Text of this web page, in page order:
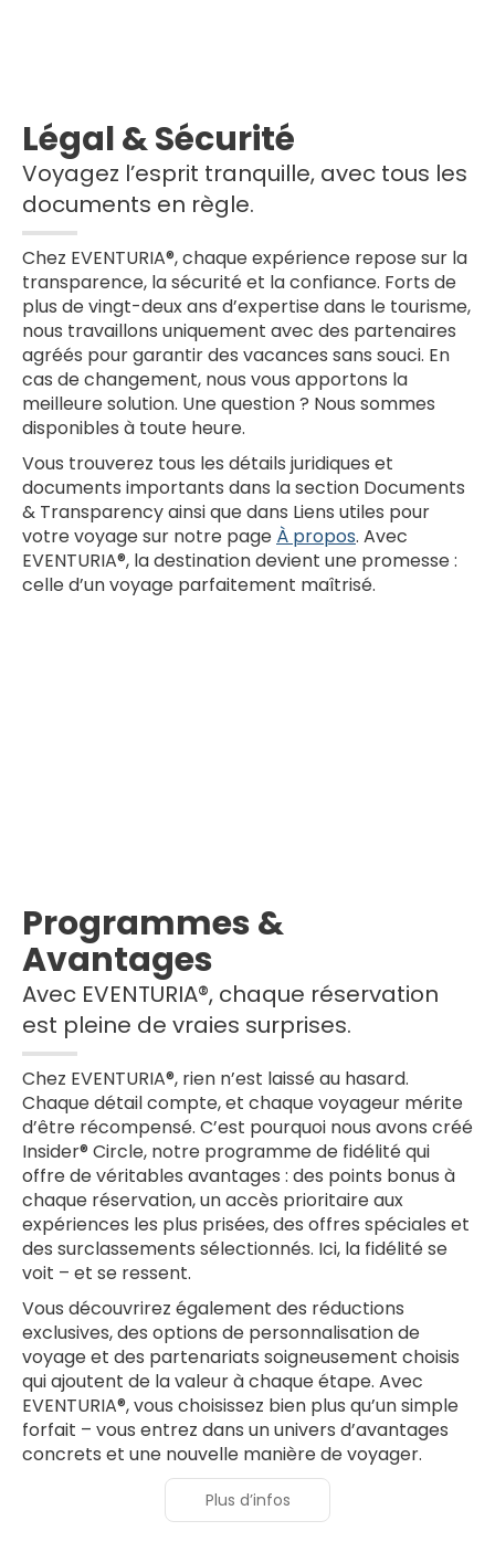
Légal & Sécurité
Voyagez l’esprit tranquille, avec tous les
documents en règle.
Chez EVENTURIA®, chaque expérience repose sur la
transparence, la sécurité et la confiance. Forts de
plus de vingt-deux ans d’expertise dans le tourisme,
nous travaillons uniquement avec des partenaires
agréés pour garantir des vacances sans souci. En
cas de changement, nous vous apportons la
meilleure solution. Une question ? Nous sommes
disponibles à toute heure.
Vous trouverez tous les détails juridiques et
documents importants dans la section Documents
& Transparency ainsi que dans Liens utiles pour
votre voyage sur notre page À propos. Avec
EVENTURIA®, la destination devient une promesse :
celle d’un voyage parfaitement maîtrisé.
Programmes &
Avantages
Avec EVENTURIA®, chaque réservation
est pleine de vraies surprises.
Chez EVENTURIA®, rien n’est laissé au hasard.
Chaque détail compte, et chaque voyageur mérite
d’être récompensé. C’est pourquoi nous avons créé
Insider® Circle, notre programme de fidélité qui
offre de véritables avantages : des points bonus à
chaque réservation, un accès prioritaire aux
expériences les plus prisées, des offres spéciales et
des surclassements sélectionnés. Ici, la fidélité se
voit – et se ressent.
Vous découvrirez également des réductions
exclusives, des options de personnalisation de
voyage et des partenariats soigneusement choisis
qui ajoutent de la valeur à chaque étape. Avec
EVENTURIA®, vous choisissez bien plus qu’un simple
forfait – vous entrez dans un univers d’avantages
concrets et une nouvelle manière de voyager.
Plus d’infos